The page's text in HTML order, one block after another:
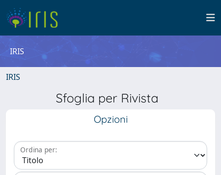
IRIS
IRIS
Sfoglia per Rivista
Opzioni
Ordina per: